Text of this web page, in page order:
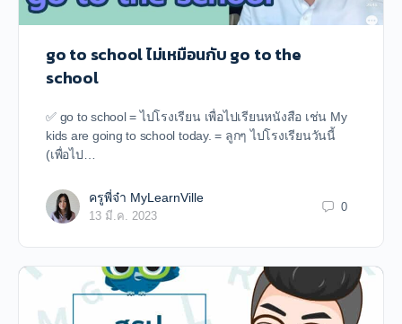
go to school ไม่เหมือนกับ go to the
school
✅ go to school = ไปโรงเรียน เพื่อไปเรียนหนังสือ เช่น My
kids are going to school today. = ลูกๆ ไปโรงเรียนวันนี้
(เพื่อไป…
ครูพี่จ๋า MyLearnVille
13 มี.ค. 2023
0